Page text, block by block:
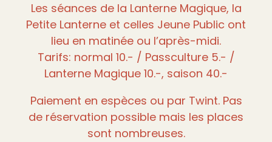
Les séances de la Lanterne Magique, la
Petite Lanterne et celles Jeune Public ont
lieu en matinée ou l’après-midi.
Tarifs: normal 10.- / Passculture 5.- /
Lanterne Magique 10.-, saison 40.-
Paiement en espèces ou par Twint. Pas
de réservation possible mais les places
sont nombreuses.